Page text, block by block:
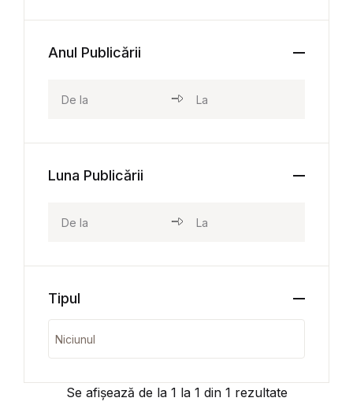
Se afișează de la 1 la 1 din 1 rezultate
Anul Publicării
Luna Publicării
Tipul